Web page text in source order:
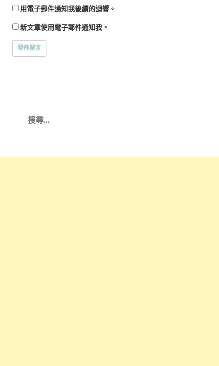
用電子郵件通知我後續的迴響。
新文章使用電子郵件通知我。